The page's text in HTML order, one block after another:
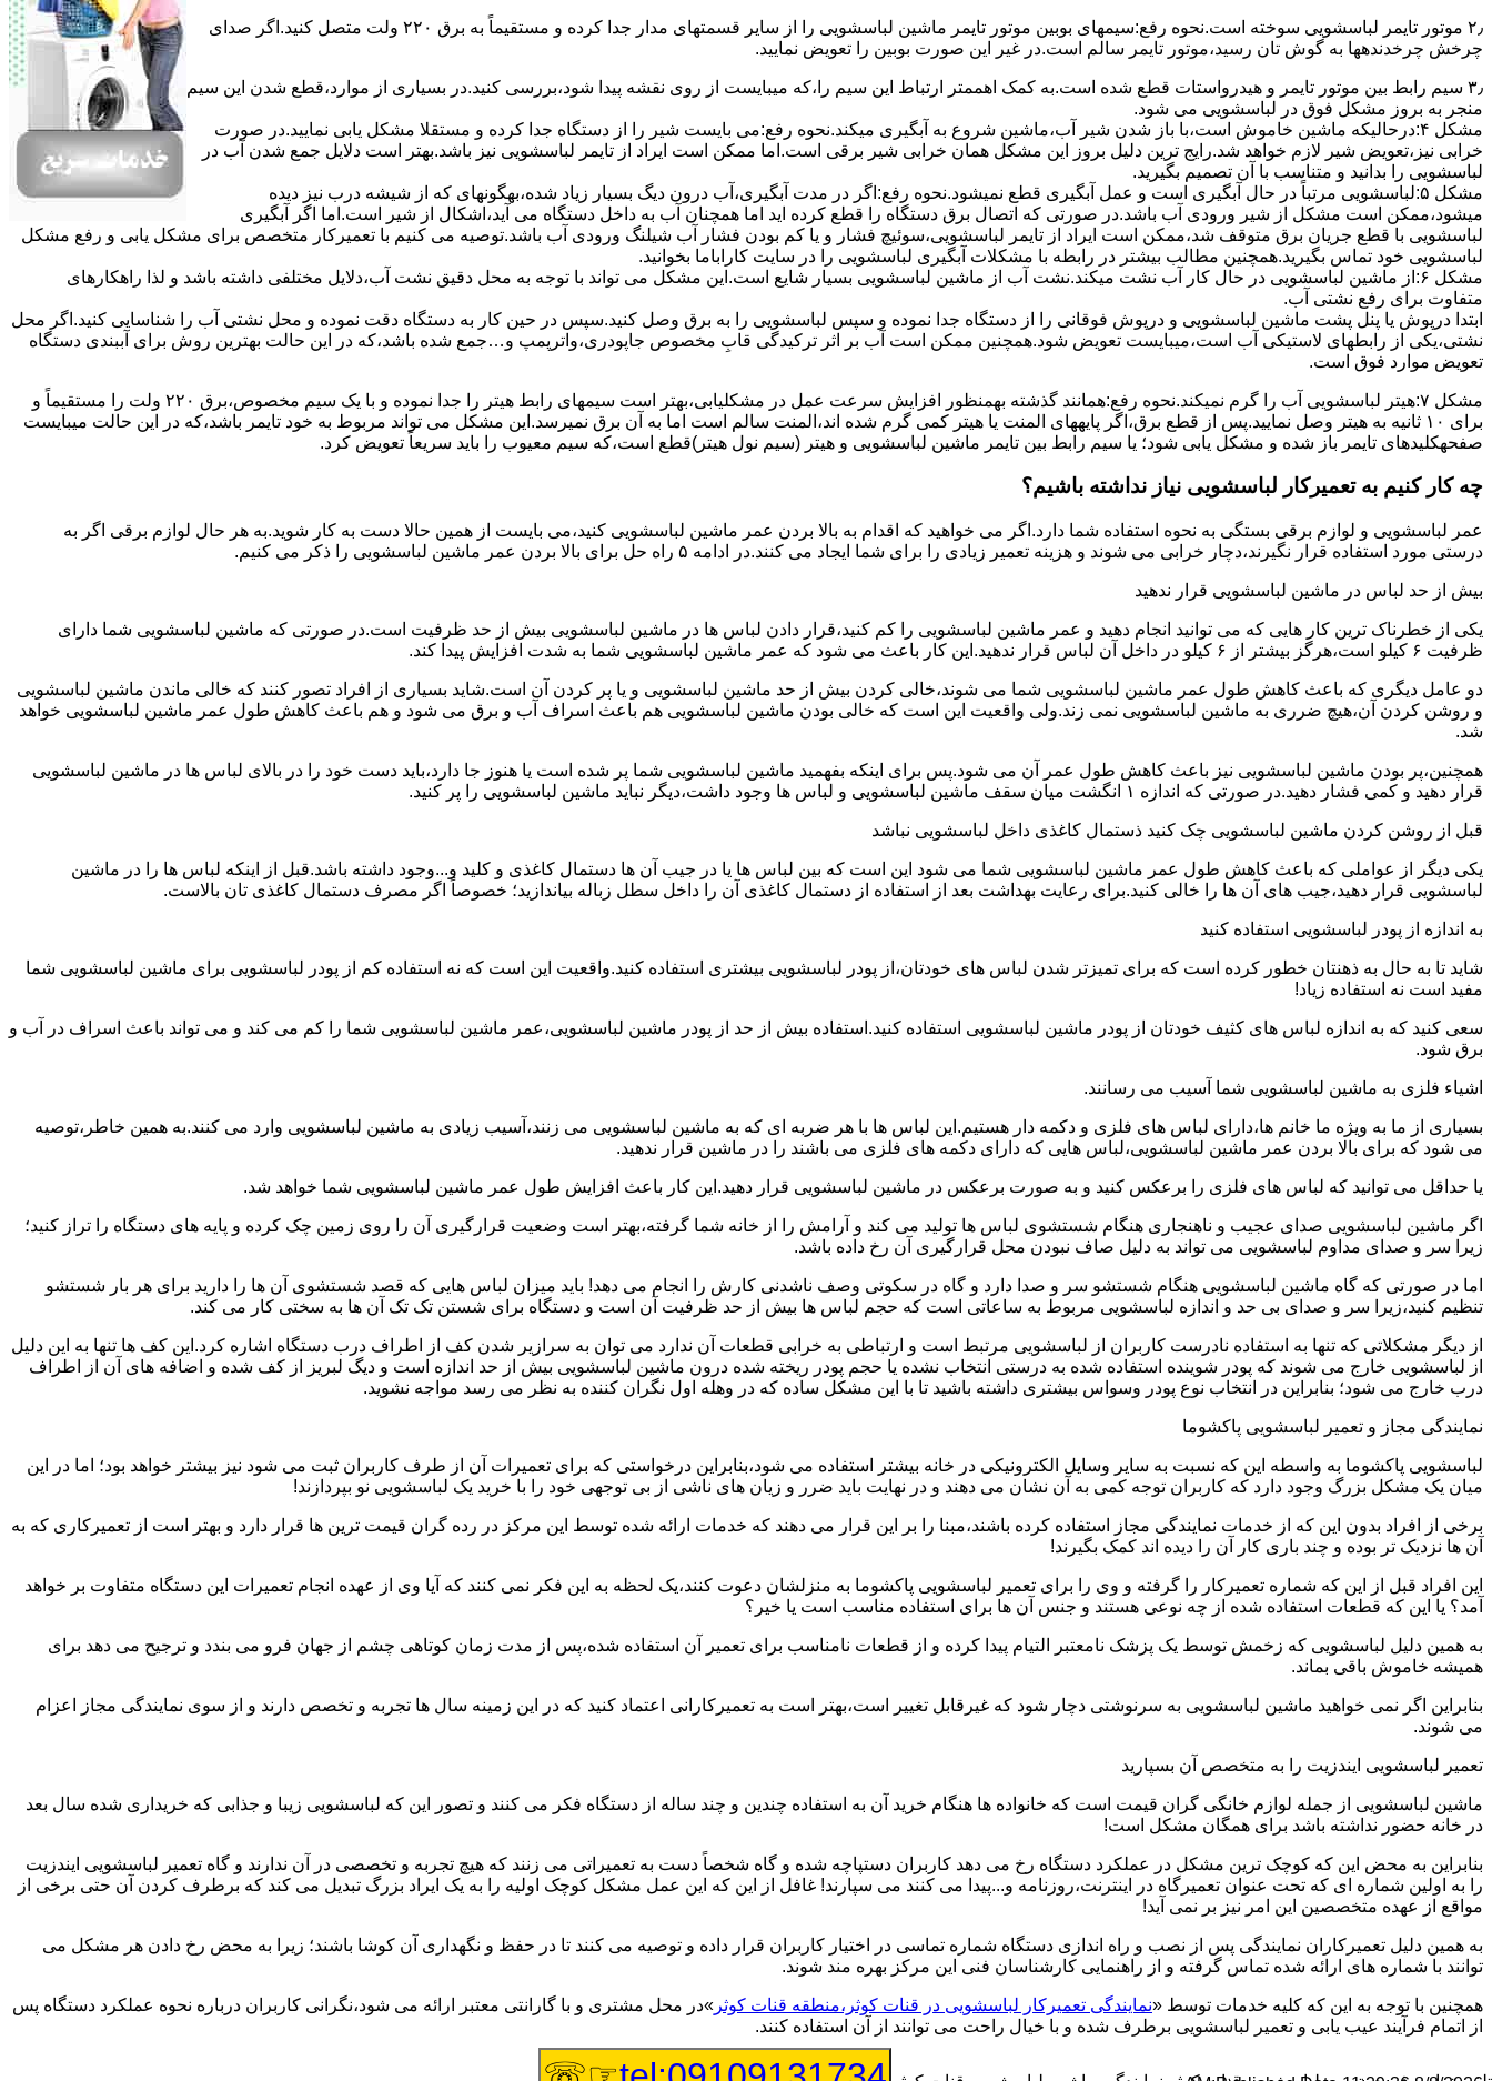
۲٫ ﻣﻮﺗﻮر ﺗﺎﯾﻤﺮ لباسشویی ﺳﻮﺧﺘﻪ اﺳﺖ.نحوه رﻓﻊ:سیمهای ﺑﻮﺑﯿﻦ ﻣﻮﺗﻮر ﺗﺎﯾﻤﺮ ماشین لباسشویی را از ﺳﺎﯾﺮ قسمتهای ﻣﺪار ﺟﺪا کرده و مستقیماً ﺑﻪ برق ۲۲۰ وﻟﺖ ﻣﺘﺼﻞ کنید.اﮔﺮ ﺻﺪای
ﭼﺮﺧﺶ چرخدندهها به گوش تان رﺳﯿﺪ،ﻣﻮﺗﻮر ﺗﺎﯾﻤﺮ ﺳﺎﻟﻢ اﺳﺖ.در ﻏﯿﺮ اﯾﻦ ﺻﻮرت ﺑﻮﺑﯿﻦ را ﺗﻌﻮﯾﺾ ﻧﻤﺎﯾﯿﺪ.
۳٫ ﺳﯿﻢ راﺑﻂ ﺑﯿﻦ ﻣﻮﺗﻮر ﺗﺎﯾﻤﺮ و ﻫﯿﺪرواﺳﺘﺎت ﻗﻄﻊ ﺷﺪه اﺳﺖ.به کمک اهممتر ارﺗﺒﺎط اﯾﻦ ﺳﯿﻢ را،ﮐﻪ میبایست از روی ﻧﻘﺸﻪ ﭘﯿﺪا ﺷﻮد،بررسی ﮐﻨﯿﺪ.در ﺑﺴﯿﺎری از موارد،ﻗﻄﻊ ﺷﺪن اﯾﻦ ﺳﯿﻢ
ﻣﻨﺠﺮ ﺑﻪ ﺑﺮوز مشکل ﻓﻮق در لباسشویی می شود.
مشکل ۴:درحالیکه ﻣﺎﺷﯿﻦ ﺧﺎﻣﻮش اﺳﺖ،ﺑﺎ ﺑﺎز ﺷﺪن ﺷﯿﺮ آب،ﻣﺎﺷﯿﻦ ﺷﺮوع ﺑﻪ آﺑﮕﯿﺮی میکند.نحوه رﻓﻊ:می بایست ﺷﯿﺮ را از دستگاه جدا کرده و مستقلا مشکل یابی نمایید.در صورت
خرابی نیز،تعویض شیر لازم خواهد شد.رایج ترین دلیل بروز این مشکل همان خرابی شیر برقی است.اما ممکن است ایراد از تایمر لباسشویی نیز باشد.بهتر است دلایل جمع شدن آب در
لباسشویی را بدانید و متناسب با آن تصمیم بگیرید.
مشکل ۵:لباسشویی مرتباً در ﺣﺎل آﺑﮕﯿﺮی اﺳﺖ و ﻋﻤﻞ آﺑﮕﯿﺮی ﻗﻄﻊ نمیشود.نحوه رﻓﻊ:اﮔﺮ در ﻣﺪت آﺑﮕﯿﺮی،آب درون دﯾﮓ ﺑﺴﯿﺎر زﯾﺎد ﺷﺪه،بهگونهای ﮐﻪ از ﺷﯿﺸﻪ درب ﻧﯿﺰ دﯾﺪه
میشود،ممکن است مشکل از شیر ورودی آب باشد.در صورتی که اتصال برق دستگاه را قطع کرده اید اما همچنان آب به داخل دستگاه می آید،اشکال از شیر است.اما اگر آبگیری
لباسشویی با قطع جریان برق متوقف شد،ممکن است ایراد از تایمر لباسشویی،سوئیچ فشار و یا کم بودن فشار آب شیلنگ ورودی آب باشد.توصیه می کنیم با تعمیرکار متخصص برای مشکل یابی و رفع مشکل
لباسشویی خود تماس بگیرید.همچنین مطالب بیشتر در رابطه با مشکلات آبگیری لباسشویی را در سایت کاراباما بخوانید.
مشکل ۶:از ﻣﺎﺷﯿﻦ لباسشویی در ﺣﺎل ﮐﺎر آب ﻧﺸﺖ میکند.نشت آب از ماشین لباسشویی بسیار شایع است.این مشکل می تواند با توجه به محل دقیق نشت آب،دلایل مختلفی داشته باشد و لذا راهکارهای
متفاوت برای رفع نشتی آب.
ابتدا درپوش یا پنل ﭘﺸﺖ ﻣﺎﺷﯿﻦ لباسشویی و درپوش ﻓﻮﻗﺎﻧﯽ را از دستگاه ﺟﺪا ﻧﻤﻮده و ﺳﭙﺲ لباسشویی را ﺑﻪ ﺑﺮق وصل ﮐﻨﯿﺪ.سپس در حین کار به دستگاه دقت نموده و ﻣﺤﻞ نشتی آب را ﺷﻨﺎﺳﺎﯾﯽ کنید.اﮔﺮ ﻣﺤﻞ
نشتی،ﯾﮑﯽ از رابطهای ﻻﺳﺘﯿﮑﯽ آب اﺳﺖ،میبایست ﺗﻌﻮﯾﺾ شود.همچنین ﻣﻤﮑﻦ اﺳﺖ آب بر اثر ﺗﺮﮐﯿﺪﮔﯽ قابِ ﻣﺨﺼﻮص ﺟﺎﭘﻮدری،واترپمپ و…جمع شده ﺑﺎﺷﺪ،ﮐﻪ در این حالت بهترین روش برای آببندی دستگاه
ﺗﻌﻮﯾﺾ ﻣﻮارد ﻓﻮق اﺳﺖ.
مشکل ۷:ﻫﯿﺘﺮ لباسشویی آب را ﮔﺮم نمیکند.نحوه رﻓﻊ:ﻫﻤﺎﻧﻨﺪ ﮔﺬﺷﺘﻪ بهمنظور اﻓﺰاﯾﺶ ﺳﺮﻋﺖ ﻋﻤﻞ در مشکلیابی،بهتر است سیمهای راﺑﻂ ﻫﯿﺘﺮ را ﺟﺪا ﻧﻤﻮده و ﺑﺎ ﯾﮏ ﺳﯿﻢ ﻣﺨﺼﻮص،برق ۲۲۰ ولت را مستقیماً و
برای ۱۰ ﺛﺎﻧﯿﻪ ﺑﻪ ﻫﯿﺘﺮ وصل نمایید.ﭘﺲ از ﻗﻄﻊ ﺑﺮق،اﮔﺮ پایههای اﻟﻤﻨﺖ یا هیتر کمی ﮔﺮم ﺷﺪه اند،اﻟﻤﻨﺖ ﺳﺎﻟﻢ است اما ﺑﻪ آن ﺑﺮق نمیرسد.اﯾﻦ ﻣﺸﮑﻞ می تواند مربوط به ﺧﻮد ﺗﺎﯾﻤﺮ باشد،ﮐﻪ در این حالت میبایست
صفحهکلیدهای ﺗﺎﯾﻤﺮ باز شده و مشکل یابی شود؛ ﯾﺎ ﺳﯿﻢ راﺑﻂ ﺑﯿﻦ ﺗﺎﯾﻤﺮ ماشین لباسشویی و ﻫﯿﺘﺮ (سیم ﻧﻮل ﻫﯿﺘﺮ)ﻗﻄﻊ اﺳﺖ،ﮐﻪ ﺳﯿﻢ ﻣﻌﯿﻮب را ﺑﺎﯾﺪ سریعاً ﺗﻌﻮﯾﺾ کرد.
چه کار کنیم به تعمیرکار لباسشویی نیاز نداشته باشیم؟
عمر لباسشویی و لوازم برقی بستگی به نحوه استفاده شما دارد.اگر می خواهید که اقدام به بالا بردن عمر ماشین لباسشویی کنید،می بایست از همین حالا دست به کار شوید.به هر حال لوازم برقی اگر به
درستی مورد استفاده قرار نگیرند،دچار خرابی می شوند و هزینه تعمیر زیادی را برای شما ایجاد می کنند.در ادامه ۵ راه حل برای بالا بردن عمر ماشین لباسشویی را ذکر می کنیم.
بیش از حد لباس در ماشین لباسشویی قرار ندهید
یکی از خطرناک ترین کار هایی که می توانید انجام دهید و عمر ماشین لباسشویی را کم کنید،قرار دادن لباس ها در ماشین لباسشویی بیش از حد ظرفیت است.در صورتی که ماشین لباسشویی شما دارای
ظرفیت ۶ کیلو است،هرگز بیشتر از ۶ کیلو در داخل آن لباس قرار ندهید.این کار باعث می شود که عمر ماشین لباسشویی شما به شدت افزایش پیدا کند.
دو عامل دیگری که باعث کاهش طول عمر ماشین لباسشویی شما می شوند،خالی کردن بیش از حد ماشین لباسشویی و یا پر کردن آن است.شاید بسیاری از افراد تصور کنند که خالی ماندن ماشین لباسشویی
و روشن کردن آن،هیچ ضرری به ماشین لباسشویی نمی زند.ولی واقعیت این است که خالی بودن ماشین لباسشویی هم باعث اسراف آب و برق می شود و هم باعث کاهش طول عمر ماشین لباسشویی خواهد
شد.
همچنین،پر بودن ماشین لباسشویی نیز باعث کاهش طول عمر آن می شود.پس برای اینکه بفهمید ماشین لباسشویی شما پر شده است یا هنوز جا دارد،باید دست خود را در بالای لباس ها در ماشین لباسشویی
قرار دهید و کمی فشار دهید.در صورتی که اندازه ۱ انگشت میان سقف ماشین لباسشویی و لباس ها وجود داشت،دیگر نباید ماشین لباسشویی را پر کنید.
قبل از روشن کردن ماشین لباسشویی چک کنید ذستمال کاغذی داخل لباسشویی نباشد
یکی دیگر از عواملی که باعث کاهش طول عمر ماشین لباسشویی شما می شود این است که بین لباس ها یا در جیب آن ها دستمال کاغذی و کلید و...وجود داشته باشد.قبل از اینکه لباس ها را در ماشین
لباسشویی قرار دهید،جیب های آن ها را خالی کنید.برای رعایت بهداشت بعد از استفاده از دستمال کاغذی آن را داخل سطل زباله بیاندازید؛ خصوصاً اگر مصرف دستمال کاغذی تان بالاست.
به اندازه از پودر لباسشویی استفاده کنید
شاید تا به حال به ذهنتان خطور کرده است که برای تمیزتر شدن لباس های خودتان،از پودر لباسشویی بیشتری استفاده کنید.واقعیت این است که نه استفاده کم از پودر لباسشویی برای ماشین لباسشویی شما
مفید است نه استفاده زیاد!
سعی کنید که به اندازه لباس های کثیف خودتان از پودر ماشین لباسشویی استفاده کنید.استفاده بیش از حد از پودر ماشین لباسشویی،عمر ماشین لباسشویی شما را کم می کند و می تواند باعث اسراف در آب و
برق شود.
اشیاء فلزی به ماشین لباسشویی شما آسیب می رسانند.
بسیاری از ما به ویژه ما خانم ها،دارای لباس های فلزی و دکمه دار هستیم.این لباس ها با هر ضربه ای که به ماشین لباسشویی می زنند،آسیب زیادی به ماشین لباسشویی وارد می کنند.به همین خاطر،توصیه
می شود که برای بالا بردن عمر ماشین لباسشویی،لباس هایی که دارای دکمه های فلزی می باشند را در ماشین قرار ندهید.
یا حداقل می توانید که لباس های فلزی را برعکس کنید و به صورت برعکس در ماشین لباسشویی قرار دهید.این کار باعث افزایش طول عمر ماشین لباسشویی شما خواهد شد.
اگر ماشین لباسشویی صدای عجیب و ناهنجاری هنگام شستشوی لباس ها تولید می کند و آرامش را از خانه شما گرفته،بهتر است وضعیت قرارگیری آن را روی زمین چک کرده و پایه های دستگاه را تراز کنید؛
زیرا سر و صدای مداوم لباسشویی می تواند به دلیل صاف نبودن محل قرارگیری آن رخ داده باشد.
اما در صورتی که گاه ماشین لباسشویی هنگام شستشو سر و صدا دارد و گاه در سکوتی وصف ناشدنی کارش را انجام می دهد! باید میزان لباس هایی که قصد شستشوی آن ها را دارید برای هر بار شستشو
تنظیم کنید،زیرا سر و صدای بی حد و اندازه لباسشویی مربوط به ساعاتی است که حجم لباس ها بیش از حد ظرفیت آن است و دستگاه برای شستن تک تک آن ها به سختی کار می کند.
از دیگر مشکلاتی که تنها به استفاده نادرست کاربران از لباسشویی مرتبط است و ارتباطی به خرابی قطعات آن ندارد می توان به سرازیر شدن کف از اطراف درب دستگاه اشاره کرد.این کف ها تنها به این دلیل
از لباسشویی خارج می شوند که پودر شوینده استفاده شده به درستی انتخاب نشده یا حجم پودر ریخته شده درون ماشین لباسشویی بیش از حد اندازه است و دیگ لبریز از کف شده و اضافه های آن از اطراف
درب خارج می شود؛ بنابراین در انتخاب نوع پودر وسواس بیشتری داشته باشید تا با این مشکل ساده که در وهله اول نگران کننده به نظر می رسد مواجه نشوید.
نمایندگی مجاز و تعمیر لباسشویی پاکشوما
لباسشویی پاکشوما به واسطه این که نسبت به سایر وسایل الکترونیکی در خانه بیشتر استفاده می شود،بنابراین درخواستی که برای تعمیرات آن از طرف کاربران ثبت می شود نیز بیشتر خواهد بود؛ اما در این
میان یک مشکل بزرگ وجود دارد که کاربران توجه کمی به آن نشان می دهند و در نهایت باید ضرر و زیان های ناشی از بی توجهی خود را با خرید یک لباسشویی نو بپردازند!
برخی از افراد بدون این که از خدمات نمایندگی مجاز استفاده کرده باشند،مبنا را بر این قرار می دهند که خدمات ارائه شده توسط این مرکز در رده گران قیمت ترین ها قرار دارد و بهتر است از تعمیرکاری که به
آن ها نزدیک تر بوده و چند باری کار آن را دیده اند کمک بگیرند!
این افراد قبل از این که شماره تعمیرکار را گرفته و وی را برای تعمیر لباسشویی پاکشوما به منزلشان دعوت کنند،یک لحظه به این فکر نمی کنند که آیا وی از عهده انجام تعمیرات این دستگاه متفاوت بر خواهد
آمد؟ یا این که قطعات استفاده شده از چه نوعی هستند و جنس آن ها برای استفاده مناسب است یا خیر؟
به همین دلیل لباسشویی که زخمش توسط یک پزشک نامعتبر التیام پیدا کرده و از قطعات نامناسب برای تعمیر آن استفاده شده،پس از مدت زمان کوتاهی چشم از جهان فرو می بندد و ترجیح می دهد برای
همیشه خاموش باقی بماند.
بنابراین اگر نمی خواهید ماشین لباسشویی به سرنوشتی دچار شود که غیرقابل تغییر است،بهتر است به تعمیرکارانی اعتماد کنید که در این زمینه سال ها تجربه و تخصص دارند و از سوی نمایندگی مجاز اعزام
می شوند.
تعمیر لباسشویی ایندزیت را به متخصص آن بسپارید
ماشین لباسشویی از جمله لوازم خانگی گران قیمت است که خانواده ها هنگام خرید آن به استفاده چندین و چند ساله از دستگاه فکر می کنند و تصور این که لباسشویی زیبا و جذابی که خریداری شده سال بعد
در خانه حضور نداشته باشد برای همگان مشکل است!
بنابراین به محض این که کوچک ترین مشکل در عملکرد دستگاه رخ می دهد کاربران دستپاچه شده و گاه شخصاً دست به تعمیراتی می زنند که هیچ تجربه و تخصصی در آن ندارند و گاه تعمیر لباسشویی ایندزیت
را به اولین شماره ای که تحت عنوان تعمیرگاه در اینترنت،روزنامه و...پیدا می کنند می سپارند! غافل از این که این عمل مشکل کوچک اولیه را به یک ایراد بزرگ تبدیل می کند که برطرف کردن آن حتی برخی از
مواقع از عهده متخصصین این امر نیز بر نمی آید!
به همین دلیل تعمیرکاران نمایندگی پس از نصب و راه اندازی دستگاه شماره تماسی در اختیار کاربران قرار داده و توصیه می کنند تا در حفظ و نگهداری آن کوشا باشند؛ زیرا به محض رخ دادن هر مشکل می
توانند با شماره های ارائه شده تماس گرفته و از راهنمایی کارشناسان فنی این مرکز بهره مند شوند.
همچنین با توجه به این که کلیه خدمات توسط «نمایندگی تعمیرکار لباسشویی در قنات کوثر،منطقه قنات کوثر »در محل مشتری و با گارانتی معتبر ارائه می شود،نگرانی کاربران درباره نحوه عملکرد دستگاه پس
از اتمام فرآیند عیب یابی و تعمیر لباسشویی برطرف شده و با خیال راحت می توانند از آن استفاده کنند.